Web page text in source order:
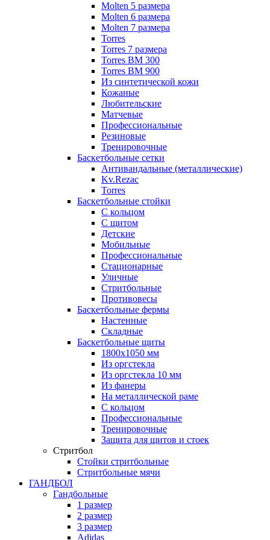
Molten 5 размера
Molten 6 размера
Molten 7 размера
Torres
Torres 7 размера
Torres BM 300
Torres BM 900
Из синтетической кожи
Кожаные
Любительские
Матчевые
Профессиональные
Резиновые
Тренировочные
Баскетбольные сетки
Антивандальные (металлические)
Kv.Rezac
Torres
Баскетбольные стойки
С кольцом
С щитом
Детские
Мобильные
Профессиональные
Стационарные
Уличные
Стритбольные
Противовесы
Баскетбольные фермы
Настенные
Складные
Баскетбольные щиты
1800х1050 мм
Из оргстекла
Из оргстекла 10 мм
Из фанеры
На металлической раме
С кольцом
Профессиональные
Тренировочные
Защита для щитов и стоек
Стритбол
Стойки стритбольные
Стритбольные мячи
ГАНДБОЛ
Гандбольные
1 размер
2 размер
3 размер
Adidas